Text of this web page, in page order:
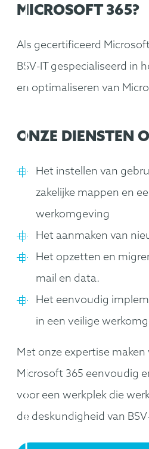
MICROSOFT 365?
Als gecertificeerd
BSV-IT gespecialiseerd in
en optimaliseren van
ONZE DIENSTEN
Het instellen van
zakelijke mappen en
werkomgeving
Het aanmaken van
Het opzetten en
mail en data.
Het eenvoudig
in een veilige
Met onze expertise
Microsoft 365 eenvoudig
voor een werkplek die
de deskundigheid van